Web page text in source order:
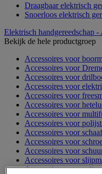
Draagbaar elektrisch
Snoerloos elektrisch
Elektrisch handgereedschap -
Bekijk de hele productgroep
Accessoires voor
Accessoires voor
Accessoires voor
Accessoires voor
Accessoires voor
Accessoires voor
Accessoires voor
Accessoires voor
Accessoires voor
Accessoires voor
Accessoires voor
Accessoires voor
Accessoires voor snij-